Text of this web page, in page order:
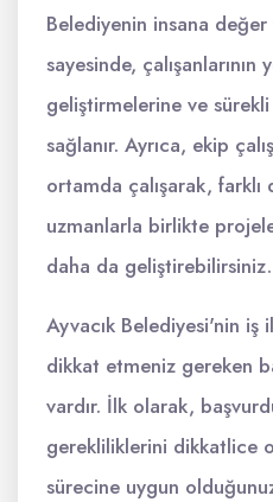
Belediyenin insana değer
sayesinde, çalışanlarının
geliştirmelerine ve
sağlanır. Ayrıca, ekip
ortamda çalışarak, farklı
uzmanlarla birlikte
daha da geliştirebilirsiniz.
Ayvacık Belediyesi'nin iş
dikkat etmeniz gereken
vardır. İlk olarak,
gerekliliklerini dikkatlice
sürecine uygun